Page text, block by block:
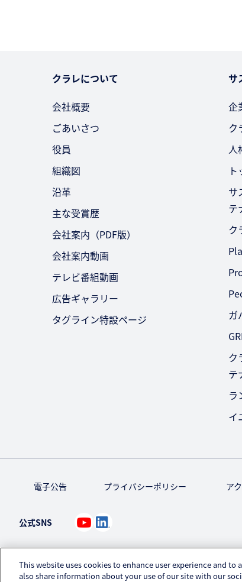
クラレについて
会社概要
ごあいさつ
役員
組織図
沿革
主な受賞歴
会社案内（PDF版）
会社案内動画
テレビ番組動画
広告ギャラリー
タグライン特設ページ
サ
企
ク
人
サ
テ
ク
ガ
ク
テ
ラ
イ
電子公告 プライバシーポリシー ア
公式SNS
This website uses cookies to enhance user experience and
also share information about your use of our site with our